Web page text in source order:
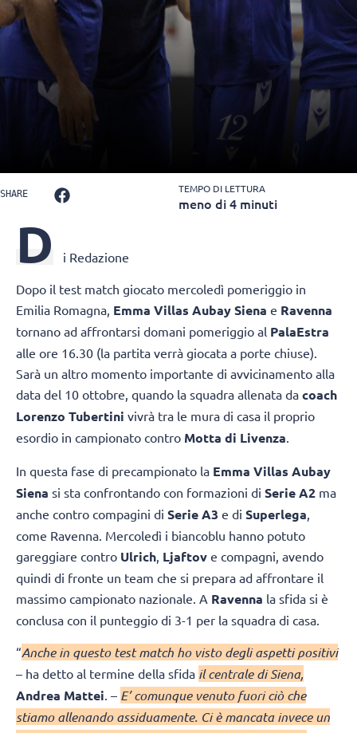
SHARE TEMPO DI LETTURA
meno di 4 minuti
D i Redazione
Dopo il test match giocato mercoledì pomeriggio in
Emilia Romagna, Emma Villas Aubay Siena e Ravenna
tornano ad affrontarsi domani pomeriggio al PalaEstra
alle ore 16.30 (la partita verrà giocata a porte chiuse).
Sarà un altro momento importante di avvicinamento alla
data del 10 ottobre, quando la squadra allenata da coach
Lorenzo Tubertini vivrà tra le mura di casa il proprio
esordio in campionato contro Motta di Livenza.
In questa fase di precampionato la Emma Villas Aubay
Siena si sta confrontando con formazioni di Serie A2 ma
anche contro compagini di Serie A3 e di Superlega
come Ravenna. Mercoledì i biancoblu hanno potuto
gareggiare contro Ulrich Ljaftov e compagni, avendo
quindi di fronte un team che si prepara ad affrontare il
massimo campionato nazionale. A Ravenna la sfida si è
conclusa con il punteggio di 3-1 per la squadra di casa.
“Anche in questo test match ho visto degli aspetti positivi
– ha detto al termine della sfida il centrale di Siena,
Andrea Mattei. – E’ comunque venuto fuori ciò che
stiamo allenando assiduamente. Ci è mancata invece un